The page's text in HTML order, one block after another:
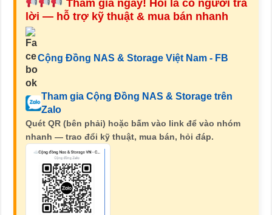
Tham gia ngay! Hỏi là có người trả
lời — hỗ trợ kỹ thuật & mua bán nhanh
Cộng Đồng NAS & Storage Việt Nam - FB
Tham gia Cộng Đồng NAS & Storage trên
Zalo
Quét QR (bên phải) hoặc bấm vào link để vào nhóm
nhanh — trao đổi kỹ thuật, mua bán, hỏi đáp.